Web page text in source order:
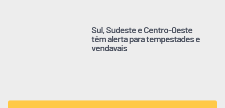
Sul, Sudeste e Centro-Oeste
têm alerta para tempestades e
vendavais